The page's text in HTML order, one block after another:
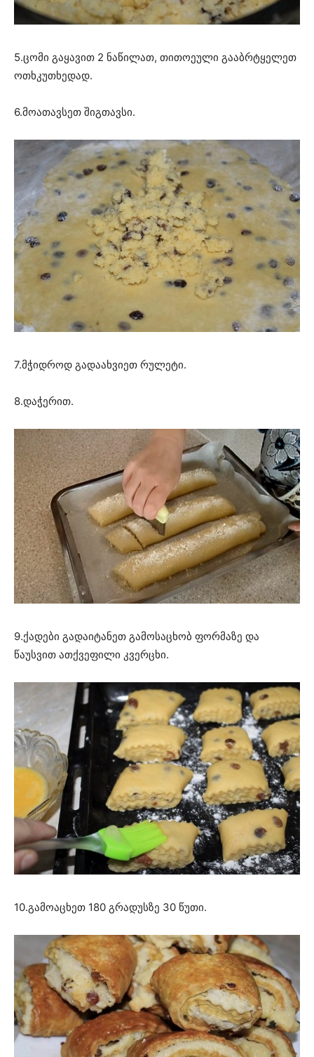
5.ცომი გაყავით 2 ნაწილათ, თითოეული გააბრტყელეთ
ოთხკუთხედად.
6.მოათავსეთ შიგთავსი.
7.მჭიდროდ გადაახვიეთ რულეტი.
8.დაჭერით.
9.ქადები გადაიტანეთ გამოსაცხობ ფორმაზე და
წაუსვით ათქვეფილი კვერცხი.
10.გამოაცხეთ 180 გრადუსზე 30 წუთი.